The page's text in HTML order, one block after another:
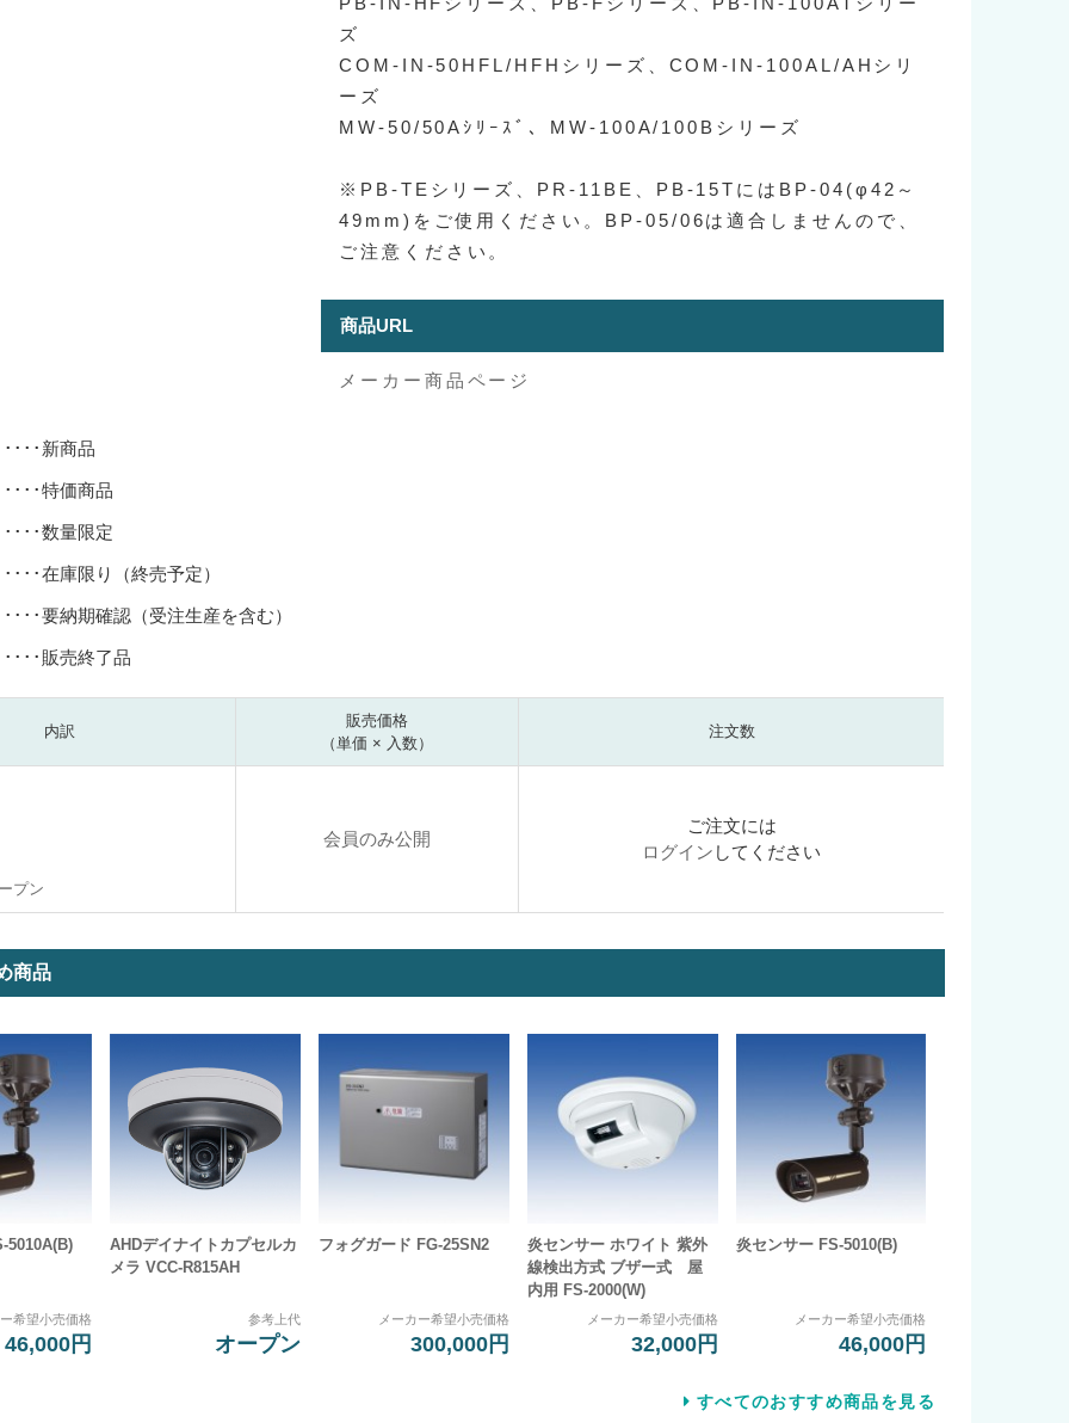
PB-IN-HFシリーズ、PB-Fシリーズ、PB-IN-100ATシリー
ズ
COM-IN-50HFL/HFHシリーズ、COM-IN-100AL/AHシリ
ーズ
MW-50/50Aｼﾘｰｽﾞ、MW-100A/100Bシリーズ
※PB-TEシリーズ、PR-11BE、PB-15TにはBP-04(φ42～
49mm)をご使用ください。BP-05/06は適合しませんので、
ご注意ください。
商品URL
メーカー商品ページ
････新商品
････特価商品
････数量限定
････在庫限り（終売予定）
････要納期確認（受注生産を含む）
････販売終了品
内訳
販売価格
（単価 × 入数）
注文数
プン
会員のみ公開
ご注文には
ログイン してください
商品
5010A(B)
希望小売価格
46,000円
AHDデイナイトカプセルカ
メラ VCC-R815AH
参考上代
オープン
フォグガード FG-25SN2
メーカー希望小売価格
300,000円
炎センサー ホワイト 紫外
線検出方式 ブザー式 屋
内用 FS-2000(W)
メーカー希望小売価格
32,000円
炎センサー FS-5010(B)
メーカー希望小売価格
46,000円
すべてのおすすめ商品を見る